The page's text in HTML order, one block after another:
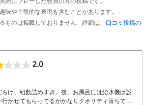
味や主観的な表現を含むことがあります。
ものは掲載しておりません。詳細は、 口コミ投稿の
2.0
け、組数詰めすぎ。後、お風呂には給水機は設
かせてもらってるがかなりクオリティ落ちてる